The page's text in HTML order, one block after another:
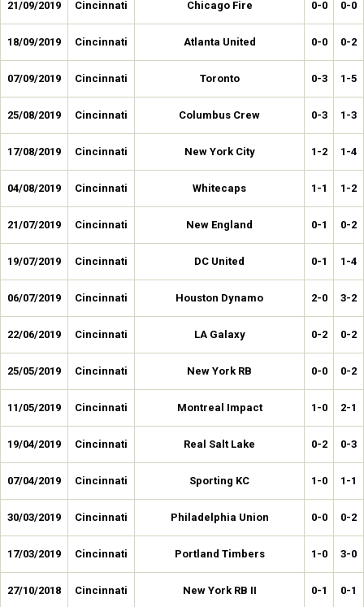
21/09/2019 Cincinnati Chicago Fire 0-0 0-0
18/09/2019 Cincinnati Atlanta United 0-0 0-2
07/09/2019 Cincinnati Toronto 0-3 1-5
25/08/2019 Cincinnati Columbus Crew 0-3 1-3
17/08/2019 Cincinnati New York City 1-2 1-4
04/08/2019 Cincinnati Whitecaps 1-1 1-2
21/07/2019 Cincinnati New England 0-1 0-2
19/07/2019 Cincinnati DC United 0-1 1-4
06/07/2019 Cincinnati Houston Dynamo 2-0 3-2
22/06/2019 Cincinnati LA Galaxy 0-2 0-2
25/05/2019 Cincinnati New York RB 0-0 0-2
11/05/2019 Cincinnati Montreal Impact 1-0 2-1
19/04/2019 Cincinnati Real Salt Lake 0-2 0-3
07/04/2019 Cincinnati Sporting KC 1-0 1-1
30/03/2019 Cincinnati Philadelphia Union 0-0 0-2
17/03/2019 Cincinnati Portland Timbers 1-0 3-0
27/10/2018 Cincinnati New York RB II 0-1 0-1